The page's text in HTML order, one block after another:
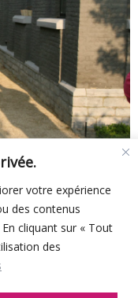
votre expérience
des contenus
cliquant sur « Tout
des